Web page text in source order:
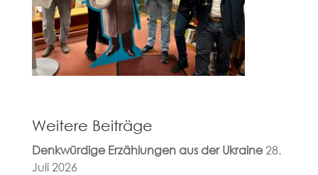
Weitere Beiträge
Denkwürdige Erzählungen aus der Ukraine 28.
Juli 2026